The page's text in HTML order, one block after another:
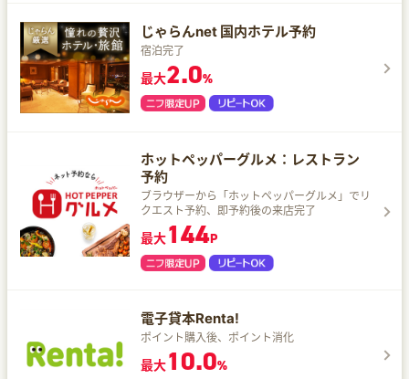
じゃらんnet 国内ホテル予約
宿泊完了
最大2.0%
ホットペッパーグルメ：レストラン
予約
ブラウザーから「ホットペッパーグルメ」でリ
クエスト予約、即予約後の来店完了
最大144P
電子貸本Renta!
ポイント購入後、ポイント消化
最大10.0%